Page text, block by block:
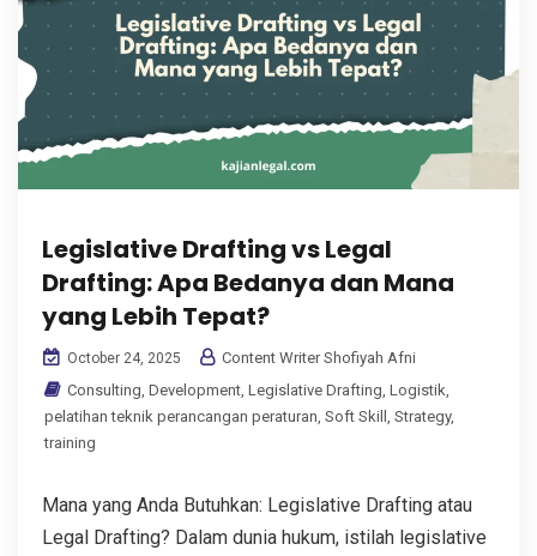
Legislative Drafting vs Legal
Drafting: Apa Bedanya dan Mana
yang Lebih Tepat?
October 24, 2025
Content Writer Shofiyah Afni
Consulting Development Legislative Drafting Logistik
pelatihan teknik perancangan peraturan Soft Skill Strategy,
training
Mana yang Anda Butuhkan: Legislative Drafting atau
Legal Drafting? Dalam dunia hukum, istilah legislative